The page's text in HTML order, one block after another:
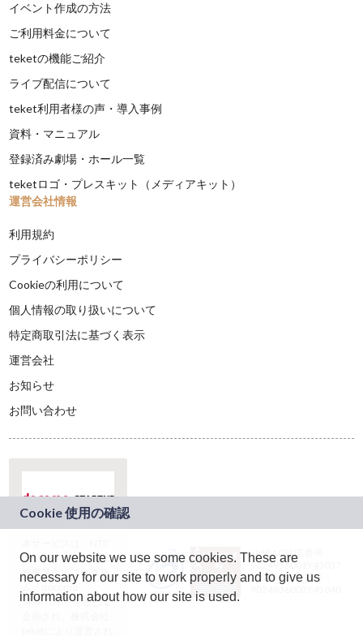
イベント作成の方法
ご利用料金について
teketの機能ご紹介
ライブ配信について
teket利用者様の声・導入事例
資料・マニュアル
登録済み劇場・ホール一覧
teketロゴ・プレスキット（メディアキット）
運営会社情報
利用規約
プライバシーポリシー
Cookieの利用について
個人情報の取り扱いについて
特定商取引法に基づく表示
運営会社
お知らせ
お問い合わせ
ドコモグループの新
規事業創出プログラ
ム「docomo
STARTUP」を通じて
JASRAC許諾番号：
9024936001Y45037
JASRAC許諾番号：
On our website we use some cookies. These are
necessary for our site to work properly and to give us
information about how our site is used.